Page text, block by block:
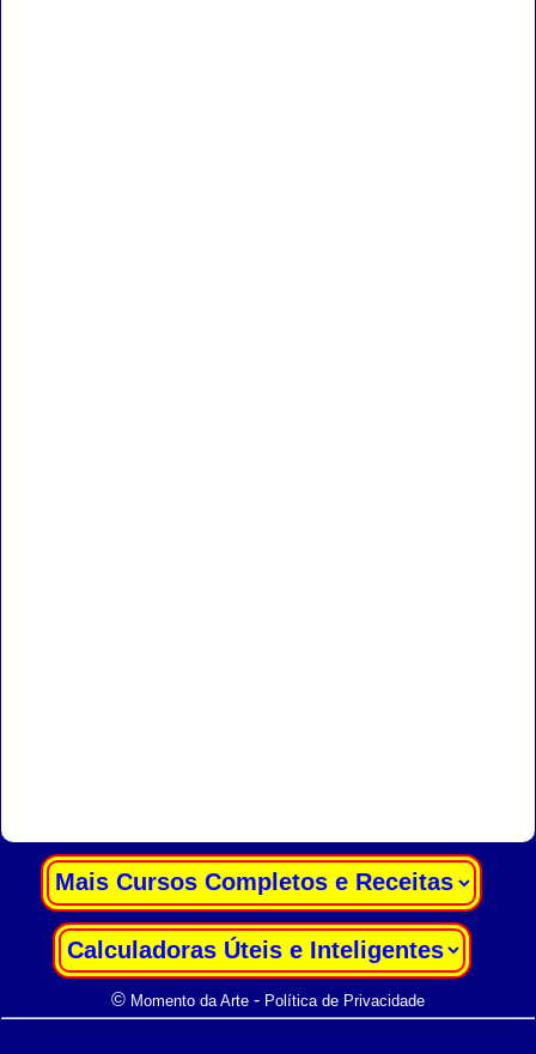
© Momento da Arte- Política de Privacidade